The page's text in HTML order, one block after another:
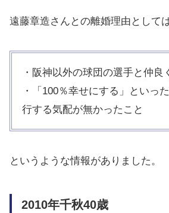
遠藤章造さんとの離婚理由としては
・阪神以外の球団の選手と仲良
・「100％幸せにする」といっ
行する気配が無かったこと
というような情報がありました。
2010年千秋40歳